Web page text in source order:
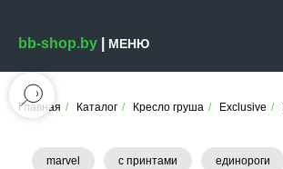
bb-shop.by МЕНЮ
Главная / Каталог / Кресло груша / Exclusive /
marvel с принтами единороги